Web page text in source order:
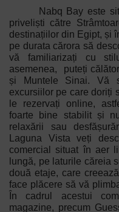
Nabq Bay este
priveliști către
destinațiilor din Egipt, și
pe durata cărora să
vă familiarizați cu
asemenea, puteți
și Muntele Sinai. Vă
excursiilor pe care doriți
le rezervați online,
foarte bine stabilit și
relaxării sau
Laguna Vista veți
comercial situat în aer
lungă, pe laturile căreia
două etaje, care
face plăcere să vă
În cadrul acestui
magazine, precum